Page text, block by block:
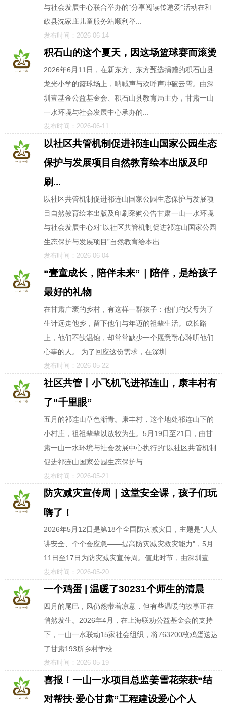
与社会发展中心联合举办的“分享阅读传递爱”活动在和
政县沈家庄儿童服务站顺利举...
发布时间：2026-06-14
积石山的这个夏天，因这场篮球赛而滚烫
2026年6月11日，在新东方、东方甄选捐赠的积石山县
龙光小学的篮球场上，呐喊声与欢呼声冲破云霄。由深
圳壹基金公益基金会、积石山县教育局主办，甘肃一山
一水环境与社会发展中心承办的...
发布时间：2026-06-11
以社区共管机制促进祁连山国家公园生态
保护与发展项目自然教育绘本出版及印
刷...
以社区共管机制促进祁连山国家公园生态保护与发展项
目自然教育绘本出版及印刷采购公告甘肃一山一水环境
与社会发展中心对“以社区共管机制促进祁连山国家公园
生态保护与发展项目”自然教育绘本出...
发布时间：2026-06-04
“壹童成长，陪伴未来”｜陪伴，是给孩子
最好的礼物
在甘肃广袤的乡村，有这样一群孩子：他们的父母为了
生计远走他乡，留下他们与年迈的祖辈生活。成长路
上，他们不缺温饱，却常常缺少一个愿意耐心聆听他们
心事的人。 为了回应这份需求，在深圳...
发布时间：2026-05-22
社区共管丨小飞机飞进祁连山，康丰村有
了“千里眼”
五月的祁连山草色渐青。康丰村，这个地处祁连山下的
小村庄，祖祖辈辈以放牧为生。5月19日至21日，由甘
肃一山一水环境与社会发展中心执行的“以社区共管机制
促进祁连山国家公园生态保护与...
发布时间：2026-05-21
防灾减灾宣传周｜这堂安全课，孩子们玩
嗨了！
2026年5月12日是第18个全国防灾减灾日，主题是"人人
讲安全、个个会应急——提高防灾减灾救灾能力"，5月
11日至17日为防灾减灾宣传周。值此时节，由深圳壹...
发布时间：2026-05-20
一个鸡蛋 | 温暖了30231个师生的清晨
四月的尾巴，风仍然带着凉意，但有些温暖的故事正在
悄然发生。2026年4月，在上海联劝公益基金会的支持
下，一山一水联动15家社会组织，将763200枚鸡蛋送达
了甘肃193所乡村学校...
发布时间：2026-05-19
喜报！一山一水项目总监姜雪花荣获“结
对帮扶·爱心甘肃”工程建设爱心个人